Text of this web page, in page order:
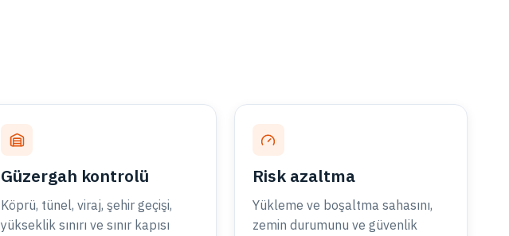
Güzergah kontrolü
Köprü, tünel, viraj, şehir geçişi,
yükseklik sınırı ve sınır kapısı
Risk azaltma
Yükleme ve boşaltma sahasını,
zemin durumunu ve güvenlik